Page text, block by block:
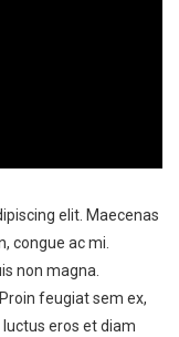
elit. Maecenas
congue ac mi.
non magna.
feugiat sem ex,
eros et diam